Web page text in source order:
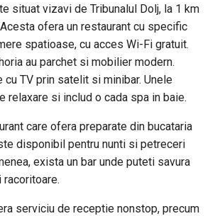
situat vizavi de Tribunalul Dolj, la 1 km
ofera un restaurant cu specific
spatioase, cu acces Wi-Fi gratuit.
au parchet si mobilier modern.
TV prin satelit si minibar. Unele
relaxare si includ o cada spa in baie.
care ofera preparate din bucataria
disponibil pentru nunti si petreceri
exista un bar unde puteti savura
serviciu de receptie nonstop, precum